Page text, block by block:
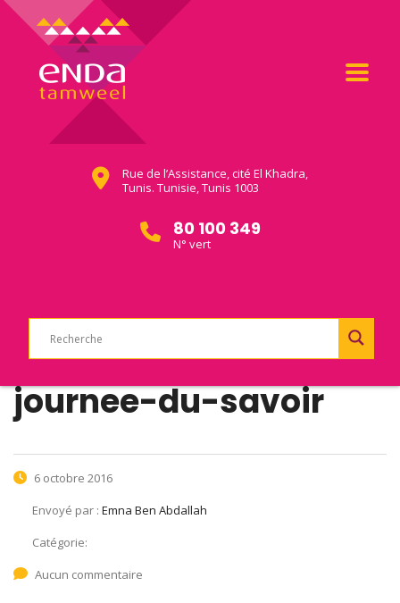
Rue de l’Assistance, cité El Khadra,
Tunis. Tunisie, Tunis 1003
80 100 349
N° vert
journee-du-savoir
6 octobre 2016
Envoyé par : Emna Ben Abdallah
Catégorie:
Aucun commentaire